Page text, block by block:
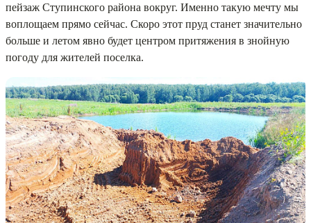
пейзаж Ступинского района вокруг. Именно такую мечту мы
воплощаем прямо сейчас. Скоро этот пруд станет значительно
больше и летом явно будет центром притяжения в знойную
погоду для жителей поселка.